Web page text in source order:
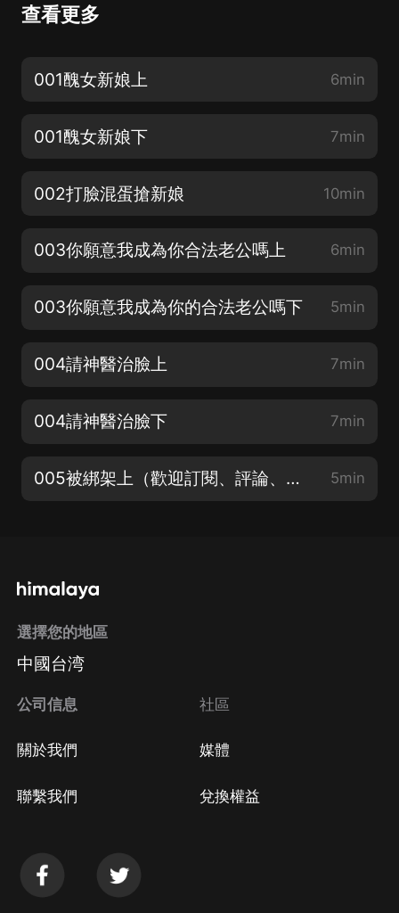
查看更多
001醜女新娘上 6min
001醜女新娘下 7min
002打臉混蛋搶新娘 10min
003你願意我成為你合法老公嗎上 6min
003你願意我成為你的合法老公嗎下 5min
004請神醫治臉上 7min
004請神醫治臉下 7min
005被綁架上（歡迎訂閱、評論、月票和轉發，感謝您的支持） 5min
選擇您的地區
中國台湾
公司信息
關於我們
聯繫我們
社區
媒體
兌換權益